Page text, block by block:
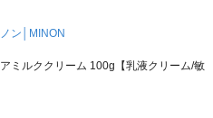
ノン│MINON
ミルククリーム 100g【乳液クリーム/敏